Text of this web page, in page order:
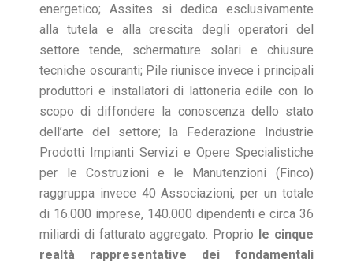
energetico; Assites si dedica esclusivamente
alla tutela e alla crescita degli operatori del
settore tende, schermature solari e chiusure
tecniche oscuranti; Pile riunisce invece i principali
produttori e installatori di lattoneria edile con lo
scopo di diffondere la conoscenza dello stato
dell’arte del settore; la Federazione Industrie
Prodotti Impianti Servizi e Opere Specialistiche
per le Costruzioni e le Manutenzioni (Finco)
raggruppa invece 40 Associazioni, per un totale
di 16.000 imprese, 140.000 dipendenti e circa 36
miliardi di fatturato aggregato. Proprio le cinque
realtà rappresentative dei fondamentali